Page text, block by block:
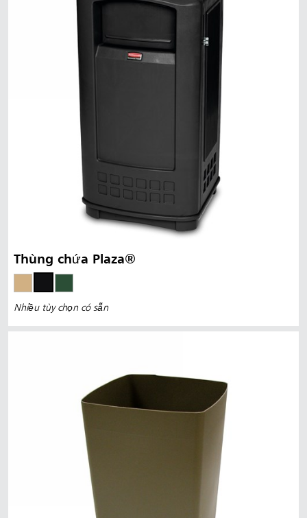
Thùng chứa Plaza®
Nhiều tùy chọn có sẵn